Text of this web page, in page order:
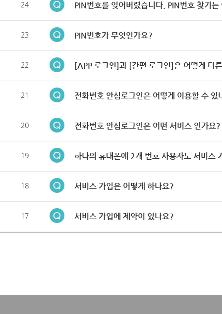
24 PIN번호를 잊어버렸습니다. PIN번호 찾기는
23 PIN번호가 무엇인가요?
22 [APP 로그인]과 [간편 로그인]은 어떻게 다
21 전화번호 안심로그인은 어떻게 이용할 수 있
20 전화번호 안심로그인은 어떤 서비스 인가요?
19 하나의 휴대폰에 2개 번호 사용자도 서비스
18 서비스 가입은 어떻게 하나요?
17 서비스 가입에 제약이 있나요?